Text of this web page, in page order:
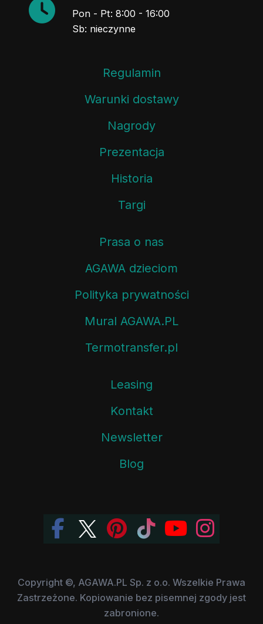
Pon - Pt: 8:00 - 16:00
Sb: nieczynne
Regulamin
Warunki dostawy
Nagrody
Prezentacja
Historia
Targi
Prasa o nas
AGAWA dzieciom
Polityka prywatności
Mural AGAWA.PL
Termotransfer.pl
Leasing
Kontakt
Newsletter
Blog
Copyright ©, AGAWA.PL Sp. z o.o. Wszelkie Prawa
Zastrzeżone. Kopiowanie bez pisemnej zgody jest
zabronione.